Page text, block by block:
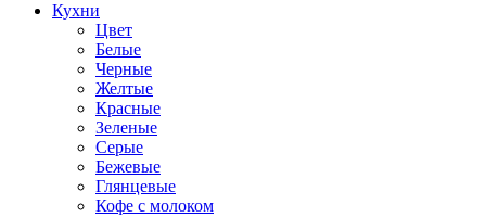
Кухни
Цвет
Белые
Черные
Желтые
Красные
Зеленые
Серые
Бежевые
Глянцевые
Кофе с молоком